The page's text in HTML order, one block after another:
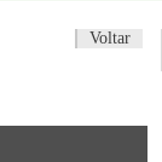
Voltar